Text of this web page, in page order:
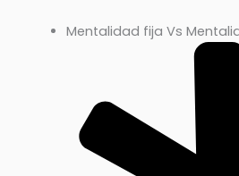
Mentalidad fija Vs